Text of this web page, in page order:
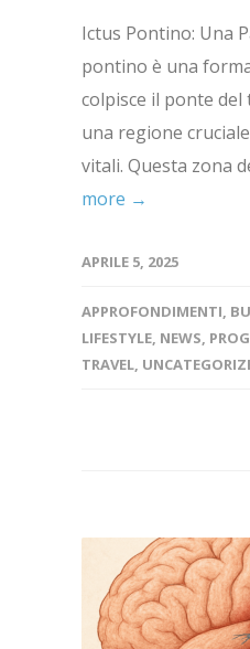
Ictus Pontino: Una
pontino è una
colpisce il ponte del
una regione
vitali. Questa zona
more →
APRILE 5, 2025
APPROFONDIMENTI,
LIFESTYLE, NEWS,
TRAVEL,